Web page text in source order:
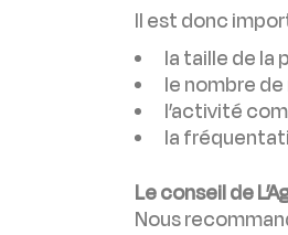
Il est donc
la taille de la
le nombre
l’activité
la
Le conseil de
Nous